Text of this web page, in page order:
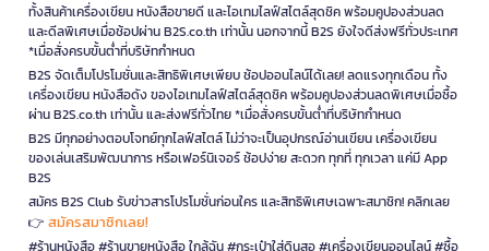
ทั้งสินค้าเครื่องเขียน หนังสือขายดี และไอเทมไลฟ์สไตล์สุดชิค พร้อมคูปองส่วนลด
และดีลพิเศษเมื่อช้อปผ่าน B2S.co.th เท่านั้น นอกจากนี้ B2S ยังใจดีส่งฟรีทั่วประเทศ
*เมื่อสั่งครบขั้นต่ำที่บริษัทกำหนด
B2S จัดเต็มโปรโมชั่นและสิทธิพิเศษเพียบ ช้อปออนไลน์ได้เลย! ลดแรงทุกเดือน ทั้ง
เครื่องเขียน หนังสือดัง ของไอเทมไลฟ์สไตล์สุดชิค พร้อมคูปองส่วนลดพิเศษเมื่อซื้อ
ผ่าน B2S.co.th เท่านั้น และส่งฟรีทั่วไทย *เมื่อสั่งครบขั้นต่ำที่บริษัทกำหนด
B2S มีทุกอย่างตอบโจทย์ทุกไลฟ์สไตล์ ไม่ว่าจะเป็นอุปกรณ์อ่านเขียน เครื่องเขียน
ของเล่นเสริมพัฒนาการ หรือเฟอร์นิเจอร์ ช้อปง่าย สะดวก ทุกที่ ทุกเวลา แค่มี App
B2S
สมัคร B2S Club รับข่าวสารโปรโมชั่นก่อนใคร และสิทธิพิเศษเฉพาะสมาชิก! คลิกเลย
👉 สมัครสมาชิกเลย!
#ร้านหนังสือ #ร้านขายหนังสือ ใกล้ฉัน #กระเป๋าใส่ดินสอ #เครื่องเขียนออนไลน์ #ซื้อ